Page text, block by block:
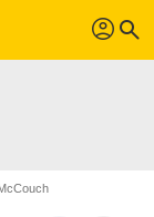
profil search